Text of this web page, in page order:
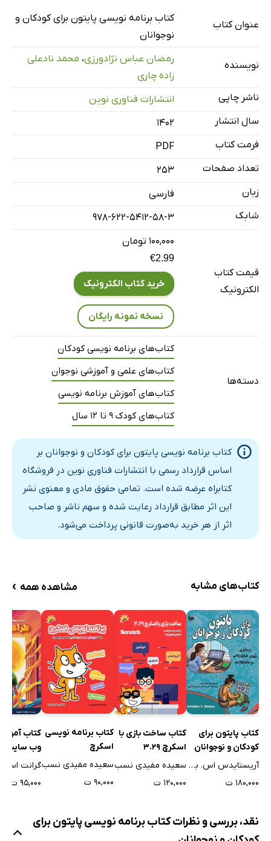
فصل سوم: ورودی و خروجی در زبان پایتون
فصل چهارم: چگونه یک سؤال بپرسیم (ساختارهای تصمیم)
فصل ششم: چیزهای بازیافتی برای استفاده مجدد (توابع)
فصل نهم: ترسیم با لاک‌پشت
منابع
عنوان کتاب
کتاب برنامه‌ نویسی پایتون برای کودکان و
نوجوانان
نویسنده
رمضان عباس نژادورزی، محمد نادعلی
زاده چاری
ناشر چاپی
انتشارات فناوری نوین
سال انتشار
۱۴۰۲
فرمت کتاب
PDF
تعداد صفحات
253
زبان
فارسی
شابک
978-622-5412-58-3
قیمت کتاب
الکترونیک
۱۰۰,۰۰۰ تومان
€2.99
خرید کتاب الکترونیک
نسخه نمونه رایگان
دسته‌ها
کتاب‌های برنامه نویسی کودکان
کتاب‌های علمی و آموزشی نوجوان
کتاب‌های آموزش برنامه نویسی
کتاب‌های کودک 9 تا 12 سال
کتاب برنامه‌ نویسی پایتون برای کودکان و نوجوانان بر
اساس قرارداد رسمی با انتشارات فناوری نوین در فروشگاه
کتابراه عرضه شده است. تمامی حقوق مادی و معنوی نشر
این اثر مطابق قرارداد رعایت شده و سهم ناشر و صاحب
اثر از هر خرید به‌صورت قانونی پرداخت می‌شود.
کتاب‌های مشابه مشاهده همه ›
کتاب پایتون برای
کودکان و نوجوانان
(جلد اول)
آریستایدس اس. بوراس
۱۸۰,۰۰۰ ت
کتاب ساخت بازی با
اسکرچ 3.29
سعیده مفیدی نسب
۱۲۰,۰۰۰ ت
کتاب برنامه نویسی
اسکرچ
سعیده مفیدی نسب
۹۰,۰۰۰ ت
کتاب
وب سایت
ساده: HTML و CSS
گرانت
۹۵,۰۰۰ ت
نقد، بررسی و نظرات کتاب برنامه‌ نویسی پایتون برای